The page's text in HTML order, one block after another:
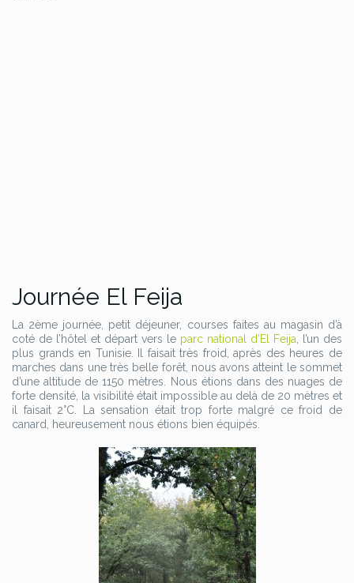
Journée El Feija
La 2ème journée, petit déjeuner, courses faites au magasin d’à
coté de l’hôtel et départ vers le parc national d’El Feija , l’un des
plus grands en Tunisie. Il faisait très froid, après des heures de
marches dans une très belle forêt, nous avons atteint le sommet
d’une altitude de 1150 mètres. Nous étions dans des nuages de
forte densité, la visibilité était impossible au delà de 20 mètres et
il faisait 2°C. La sensation était trop forte malgré ce froid de
canard, heureusement nous étions bien équipés.